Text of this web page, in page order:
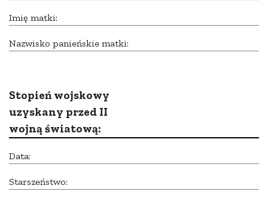
Imię matki:
Nazwisko panieńskie matki:
Stopień wojskowy
uzyskany przed II
wojną światową:
Data:
Starszeństwo: